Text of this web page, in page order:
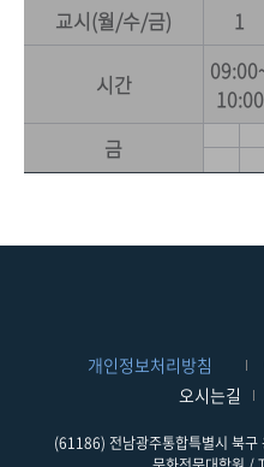
교시(월/수/금) 1
시간
10:00
금
개인정보처리방침
오시는길
(61186) 전남광주통합특별시 북